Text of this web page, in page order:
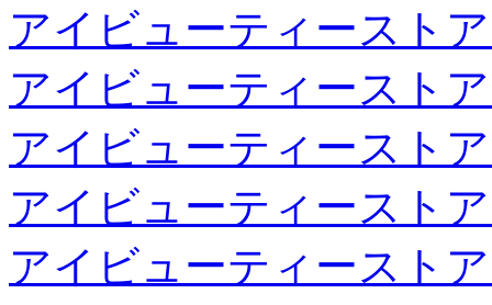
アイビューティースト
アイビューティースト
アイビューティースト
アイビューティースト
アイビューティースト